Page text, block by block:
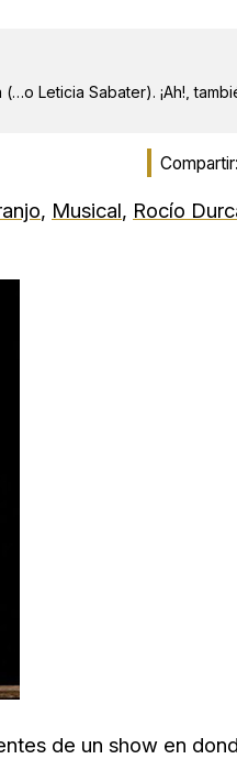
Leticia Sabater). ¡Ah!,
, Musical, Rocío
de un show en